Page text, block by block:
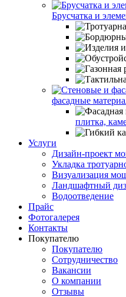
Брусчатка и
фасадные
плитка,
Услуги
Дизайн-проект
Укладка
Визуализация
Ландшафтный
Водоотведение
Прайс
Фотогалерея
Контакты
Покупателю
Покупателю
Сотрудничество
Вакансии
О компании
Отзывы